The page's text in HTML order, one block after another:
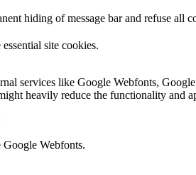
hiding of message bar and refuse
site cookies.
services like Google Webfonts,
heavily reduce the functionality and
Webfonts.